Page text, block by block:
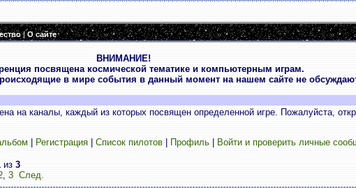
|О сайте
ВНИМАНИЕ!
посвящена космической тематике и компьютерным играм.
в мире события в данный момент на нашем сайте не
на каналы, каждый из которых посвящен определенной игре. Пожалуйста,
Регистрация| Список пилотов| Профиль| Войти и проверить личные
из 3
, 3 След.